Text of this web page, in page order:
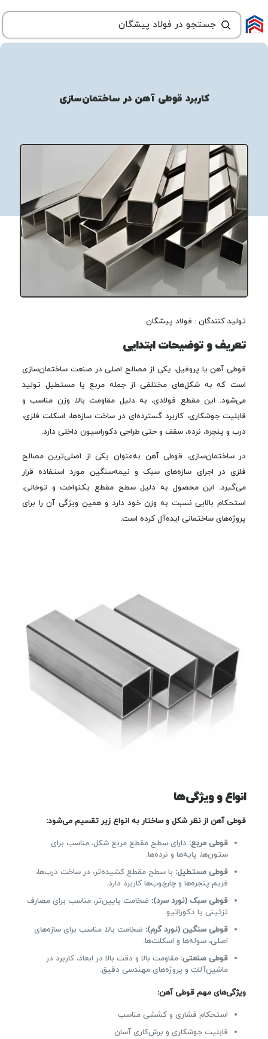
کاربرد قوطی آهن در ساختمان‌سازی
تولید کنندگان : فولاد پیشگان
تعریف و توضیحات ابتدایی
قوطی آهن یا پروفیل، یکی از مصالح اصلی در صنعت ساختمان‌سازی
است که به شکل‌های مختلفی از جمله مربع یا مستطیل تولید
می‌شود. این مقطع فولادی، به دلیل مقاومت بالا، وزن مناسب و
قابلیت جوشکاری، کاربرد گسترده‌ای در ساخت سازه‌ها، اسکلت فلزی،
درب و پنجره، نرده، سقف و حتی طراحی دکوراسیون داخلی دارد.
در ساختمان‌سازی، قوطی آهن به‌عنوان یکی از اصلی‌ترین مصالح
فلزی در اجرای سازه‌های سبک و نیمه‌سنگین مورد استفاده قرار
می‌گیرد. این محصول به دلیل سطح مقطع یکنواخت و توخالی،
استحکام بالایی نسبت به وزن خود دارد و همین ویژگی آن را برای
پروژه‌های ساختمانی ایده‌آل کرده است.
انواع و ویژگی‌ها
قوطی آهن از نظر شکل و ساختار به انواع زیر تقسیم می‌شود:
قوطی مربع: دارای سطح مقطع مربع شکل، مناسب برای
ستون‌ها، پایه‌ها و نرده‌ها.
قوطی مستطیل: با سطح مقطع کشیده‌تر، در ساخت درب‌ها،
فریم پنجره‌ها و چارچوب‌ها کاربرد دارد.
قوطی سبک (نورد سرد): ضخامت پایین‌تر، مناسب برای مصارف
تزئینی یا دکوراتیو.
قوطی سنگین (نورد گرم): ضخامت بالا، مناسب برای سازه‌های
اصلی، سوله‌ها و اسکلت‌ها.
قوطی صنعتی: مقاومت بالا و دقت بالا در ابعاد، کاربرد در
ماشین‌آلات و پروژه‌های مهندسی دقیق.
ویژگی‌های مهم قوطی آهن:
استحکام فشاری و کششی مناسب
قابلیت جوشکاری و برش‌کاری آسان